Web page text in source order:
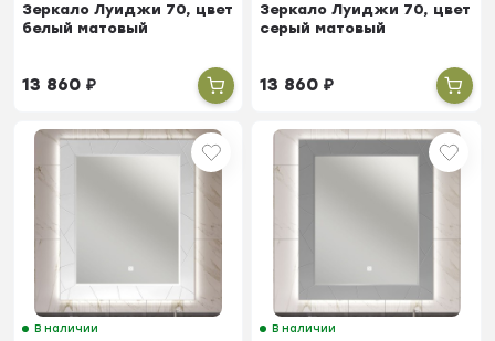
Зеркало Луиджи 70, цвет
белый матовый
13 860₽
Зеркало Луиджи 70, цвет
серый матовый
13 860₽
В наличии В наличии